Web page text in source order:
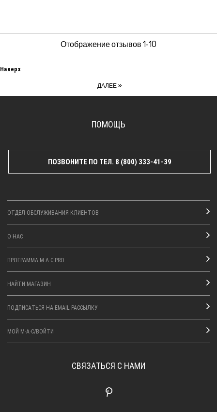
Отображение отзывов 1-10
Наверх
ДАЛЕЕ »
ПОМОЩЬ
ПОЗВОНИТЕ ПО ТЕЛ. 8 (800) 333-41-39
ОТДЕЛ ОБСЛУЖИВАНИЯ КЛИЕНТОВ
О НАС
ПРОГРАММА M·A·C PRO
НАЙТИ МАГАЗИН
ПОДПИСАТЬСЯ НА EMAIL РАССЫЛКУ
МОЙ M·A·C/ВОЙТИ
СВЯЗАТЬСЯ С НАМИ